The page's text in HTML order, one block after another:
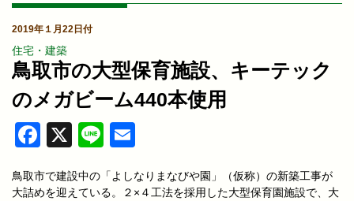
2019年１月22日付
住宅・建築
鳥取市の大型保育施設、キーテック
のメガビーム440本使用
Facebook
X Line
鳥取市で建設中の「よしなりまなびや園」（仮称）の新築工事が
大詰めを迎えている。２×４工法を採用した大型保育園施設で、大